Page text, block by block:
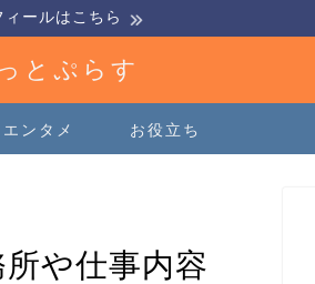
ィールはこちら
とぷらす
エンタメ お役立ち
や仕事内容